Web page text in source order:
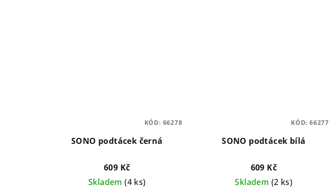
SONO podtácek černá
609 Kč
Skladem(4 ks)
KÓD: 66278
SONO podtácek bílá
609 Kč
Skladem (2 ks)
KÓD: 66277